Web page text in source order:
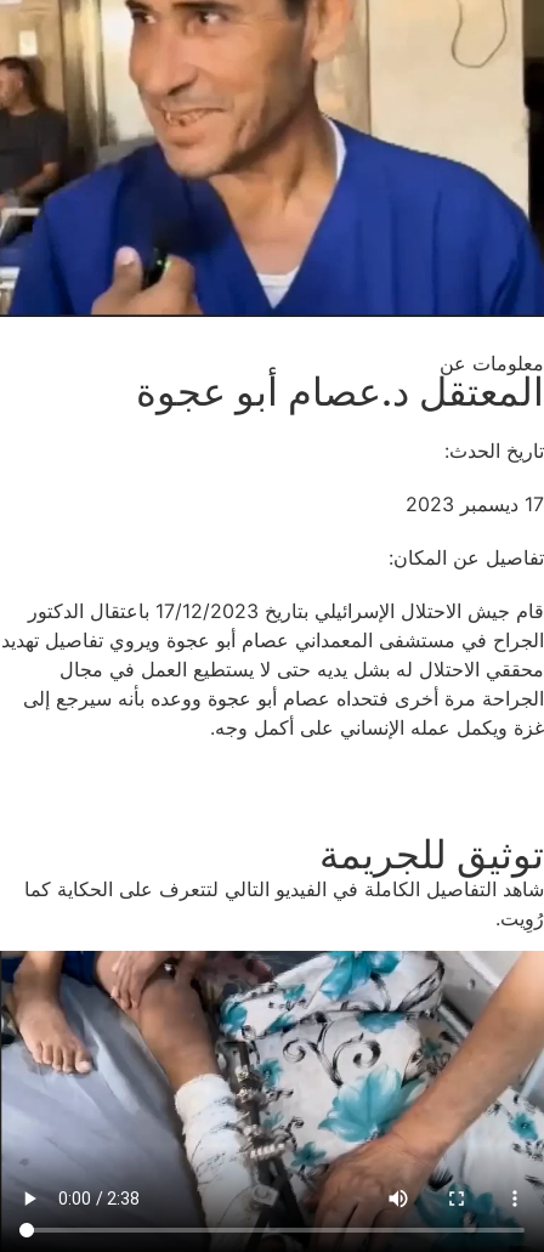
معلومات عن
المعتقل د.عصام أبو عجوة
تاريخ الحدث:
17 ديسمبر 2023
تفاصيل عن المكان:
قام جيش الاحتلال الإسرائيلي بتاريخ 17/12/2023 باعتقال الدكتور
الجراح في مستشفى المعمداني عصام أبو عجوة ويروي تفاصيل تهديد
محققي الاحتلال له بشل يديه حتى لا يستطيع العمل في مجال
الجراحة مرة أخرى فتحداه عصام أبو عجوة ووعده بأنه سيرجع إلى
غزة ويكمل عمله الإنساني على أكمل وجه.
توثيق للجريمة
شاهد التفاصيل الكاملة في الفيديو التالي لتتعرف على الحكاية كما
رُوِيت.